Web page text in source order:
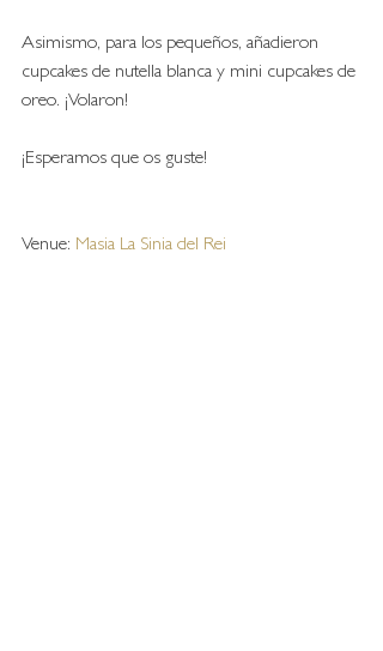
Asimismo, para los pequeños, añadieron
cupcakes de nutella blanca y mini cupcakes de
oreo. ¡Volaron!
¡Esperamos que os guste!
Venue: Masia La Sinia del Rei